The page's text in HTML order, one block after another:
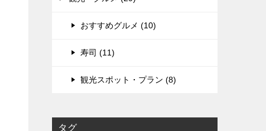
おすすめグルメ (10)
寿司 (11)
観光スポット・プラン (8)
タグ